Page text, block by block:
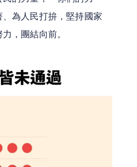
為人民打拚，堅持國家
，團結向前。